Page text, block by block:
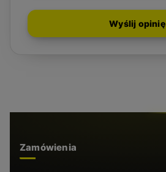
Wyślij opinię
Zamówienia